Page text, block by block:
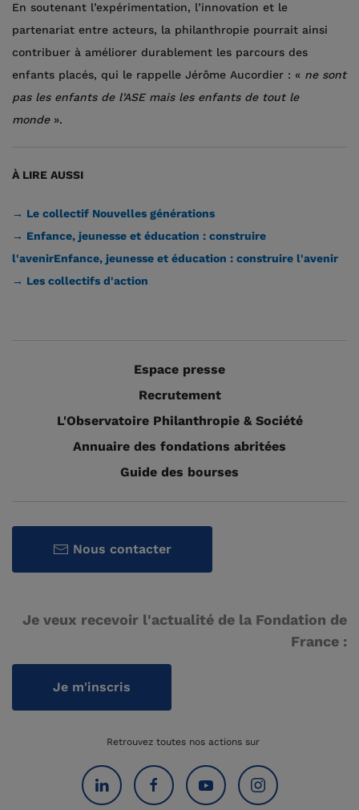
En soutenant l’expérimentation, l’innovation et le
partenariat entre acteurs, la philanthropie pourrait ainsi
contribuer à améliorer durablement les parcours des
enfants placés, qui le rappelle Jérôme Aucordier : « ne sont
pas les enfants de l’ASE mais les enfants de tout le
monde».
À LIRE AUSSI
→ Le collectif Nouvelles générations
→ Enfance, jeunesse et éducation : construire
l'avenirEnfance, jeunesse et éducation : construire l'avenir
→ Les collectifs d'action
Espace presse
Recrutement
L'Observatoire Philanthropie & Société
Annuaire des fondations abritées
Guide des bourses
Nous contacter
Je veux recevoir l'actualité de la Fondation de
France :
Je m'inscris
Retrouvez toutes nos actions sur